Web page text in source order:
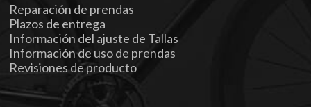
Reparación de prendas
Plazos de entrega
Información del ajuste de Tallas
Información de uso de prendas
Revisiones de producto